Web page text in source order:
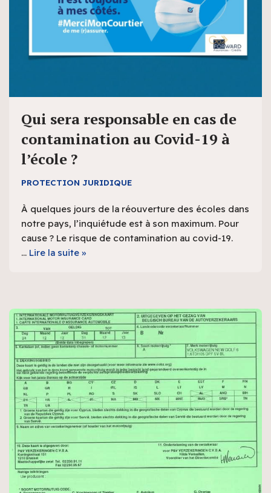
Qui sera responsable en cas de
contamination au Covid-19 à
l’école ?
PROTECTION JURIDIQUE
À quelques jours de la réouverture des écoles dans
notre pays, l’inquiétude est à son maximum. Pour
cause ? Le risque de contamination au covid-19.
… Lire la suite »